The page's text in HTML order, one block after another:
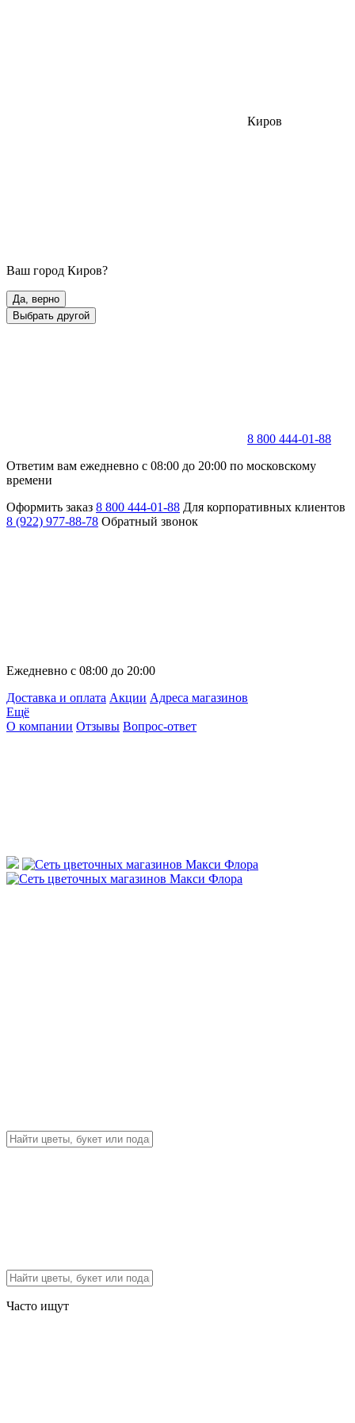
Киров
Ваш город Киров?
Да, верно
Выбрать другой
8 800 444-01-88
Ответим вам ежедневно с 08:00 до 20:00 по московскому
времени
Оформить заказ 8 800 444-01-88 Для корпоративных клиентов
8 (922) 977-88-78 Обратный звонок
Ежедневно с 08:00 до 20:00
Доставка и оплата Акции Адреса магазинов
Ещё
О компании Отзывы Вопрос-ответ
Часто ищут